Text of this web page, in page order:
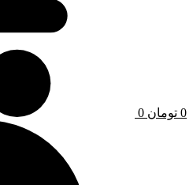
0 تومان 0